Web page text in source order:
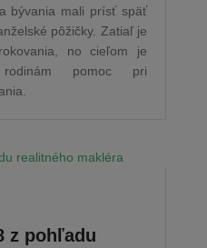
bývania mali prísť späť
pôžičky. Zatiaľ je
no cieľom je
pomoc pri
z pohľadu